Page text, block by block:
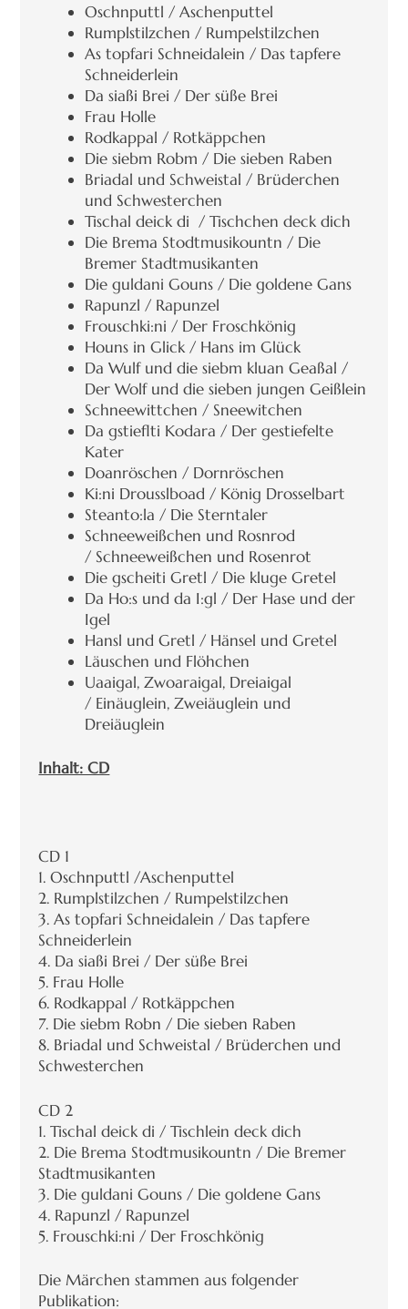
Oschnputtl / Aschenputtel
Rumplstilzchen / Rumpelstilzchen
As topfari Schneidalein / Das tapfere
Schneiderlein
Da siaßi Brei / Der süße Brei
Frau Holle
Rodkappal / Rotkäppchen
Die siebm Robm / Die sieben Raben
Briadal und Schweistal / Brüderchen
und Schwesterchen
Tischal deick di / Tischchen deck dich
Die Brema Stodtmusikountn / Die
Bremer Stadtmusikanten
Die guldani Gouns / Die goldene Gans
Rapunzl / Rapunzel
Frouschki:ni / Der Froschkönig
Houns in Glick / Hans im Glück
Da Wulf und die siebm kluan Geaßal /
Der Wolf und die sieben jungen Geißlein
Schneewittchen / Sneewitchen
Da gstieflti Kodara / Der gestiefelte
Kater
Doanröschen / Dornröschen
Ki:ni Drousslboad / König Drosselbart
Steanto:la / Die Sterntaler
Schneeweißchen und Rosnrod
/ Schneeweißchen und Rosenrot
Die gscheiti Gretl / Die kluge Gretel
Da Ho:s und da I:gl / Der Hase und der
Igel
Hansl und Gretl / Hänsel und Gretel
Läuschen und Flöhchen
Uaaigal, Zwoaraigal, Dreiaigal
/ Einäuglein, Zweiäuglein und
Dreiäuglein
Inhalt: CD
CD 1
1. Oschnputtl /Aschenputtel
2. Rumplstilzchen / Rumpelstilzchen
3. As topfari Schneidalein / Das tapfere
Schneiderlein
4. Da siaßi Brei / Der süße Brei
5. Frau Holle
6. Rodkappal / Rotkäppchen
7. Die siebm Robn / Die sieben Raben
8. Briadal und Schweistal / Brüderchen und
Schwesterchen
CD 2
1. Tischal deick di / Tischlein deck dich
2. Die Brema Stodtmusikountn / Die Bremer
Stadtmusikanten
3. Die guldani Gouns / Die goldene Gans
4. Rapunzl / Rapunzel
5. Frouschki:ni / Der Froschkönig
Die Märchen stammen aus folgender
Publikation: